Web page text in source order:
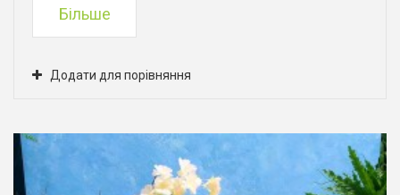
Більше
Додати для порівняння